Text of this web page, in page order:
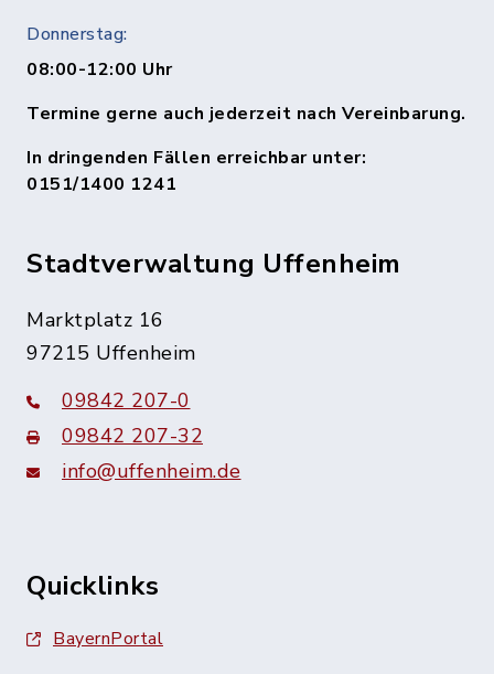
Donnerstag:
08:00-12:00 Uhr
Termine gerne auch jederzeit nach Vereinbarung.
In dringenden Fällen erreichbar unter:
0151/1400 1241
Stadtverwaltung Uffenheim
Marktplatz 16
97215 Uffenheim
09842 207-0
09842 207-32
info@uffenheim.de
Quicklinks
BayernPortal